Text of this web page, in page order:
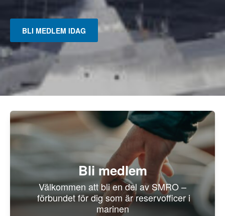
BLI MEDLEM IDAG
Bli medlem
Välkommen att bli en del av SMRO –
förbundet för dig som är reservofficer i
marinen